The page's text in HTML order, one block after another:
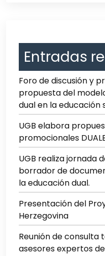
Entradas
Foro de discusión y
propuesta del
dual en la educación
UGB elabora
promocionales
UGB realiza jornada
borrador de
la educación dual.
Presentación del
Herzegovina
Reunión de consulta
asesores expertos de